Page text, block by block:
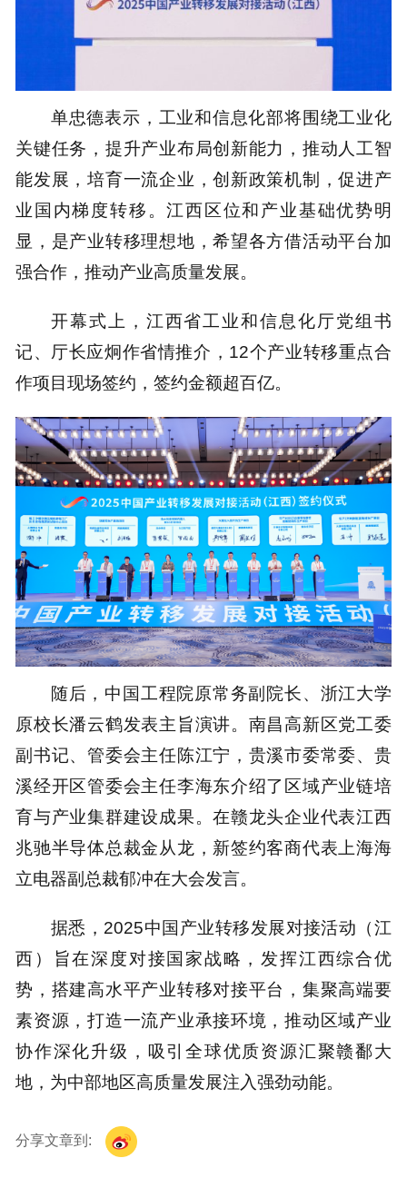
单忠德表示，工业和信息化部将围绕工业化
关键任务，提升产业布局创新能力，推动人工智
能发展，培育一流企业，创新政策机制，促进产
业国内梯度转移。江西区位和产业基础优势明
显，是产业转移理想地，希望各方借活动平台加
强合作，推动产业高质量发展。
开幕式上，江西省工业和信息化厅党组书
记、厅长应炯作省情推介，12个产业转移重点合
作项目现场签约，签约金额超百亿。
随后，中国工程院原常务副院长、浙江大学
原校长潘云鹤发表主旨演讲。南昌高新区党工委
副书记、管委会主任陈江宁，贵溪市委常委、贵
溪经开区管委会主任李海东介绍了区域产业链培
育与产业集群建设成果。在赣龙头企业代表江西
兆驰半导体总裁金从龙，新签约客商代表上海海
立电器副总裁郁冲在大会发言。
据悉，2025中国产业转移发展对接活动（江
西）旨在深度对接国家战略，发挥江西综合优
势，搭建高水平产业转移对接平台，集聚高端要
素资源，打造一流产业承接环境，推动区域产业
协作深化升级，吸引全球优质资源汇聚赣鄱大
地，为中部地区高质量发展注入强劲动能。
分享文章到: